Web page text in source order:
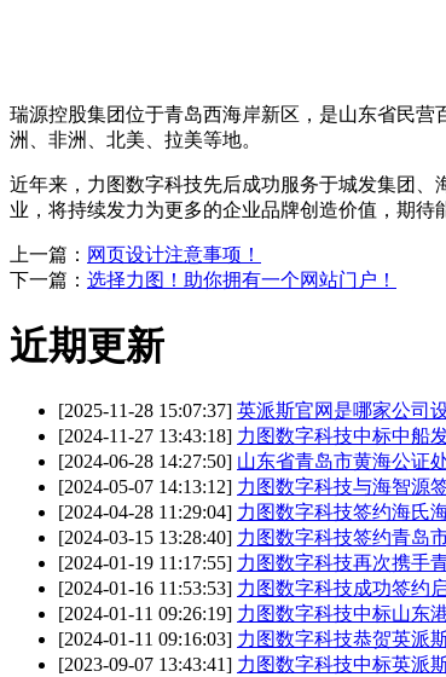
瑞源控股集团位于青岛西海岸新区，是山东省民营
洲、非洲、北美、拉美等地。
近年来，力图数字科技先后成功服务于城发集团
业，将持续发力为更多的企业品牌创造价值，期待
上一篇： 网页设计注意事项！
下一篇： 选择力图！助你拥有一个网站门户！
近期更新
[2025-11-28 15:07:37] 英派斯官网是哪家公司
[2024-11-27 13:43:18] 力图数字科技中标中船
[2024-06-28 14:27:50] 山东省青岛市黄海公证
[2024-05-07 14:13:12] 力图数字科技与海智源
[2024-04-28 11:29:04] 力图数字科技签约海氏
[2024-03-15 13:28:40] 力图数字科技签约青岛
[2024-01-19 11:17:55] 力图数字科技再次携手
[2024-01-16 11:53:53] 力图数字科技成功签约
[2024-01-11 09:26:19] 力图数字科技中标山东
[2024-01-11 09:16:03] 力图数字科技恭贺英派
[2023-09-07 13:43:41] 力图数字科技中标英派